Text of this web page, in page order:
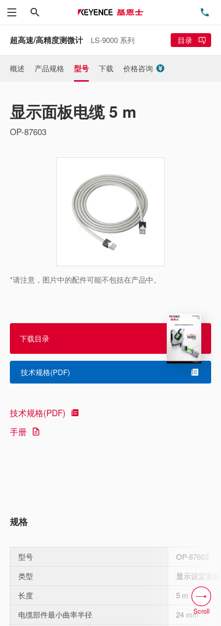
菜单
超高速/高精度测微计 LS-9000 系列 目录
概述 产品规格 型号 下载 价格咨询
显示面板电缆 5 m
OP-87603
*请注意，图片中的配件可能不包括在产品中。
下载目录
技术规格(PDF)
技术规格(PDF)
手册
规格
型号
OP-87603
类型
显示设定面
长度
5 m
电缆部件最小曲率半径
24 mmScroll